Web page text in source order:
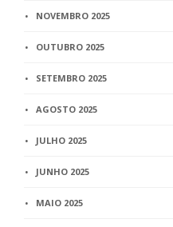
NOVEMBRO 2025
OUTUBRO 2025
SETEMBRO 2025
AGOSTO 2025
JULHO 2025
JUNHO 2025
MAIO 2025